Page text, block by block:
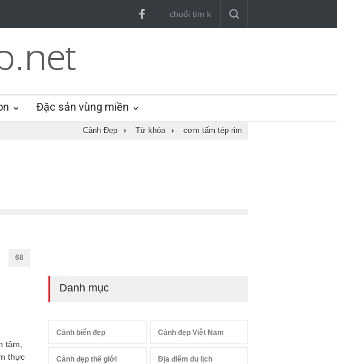
Đặc sản vùng miền
Cảnh Đẹp › Từ khóa › cơm tấm tép rim
68
tâm,
thực
Danh mục
Cảnh biển đẹp Cảnh đẹp Việt Nam
Cảnh đẹp thế giới Địa điểm du lịch